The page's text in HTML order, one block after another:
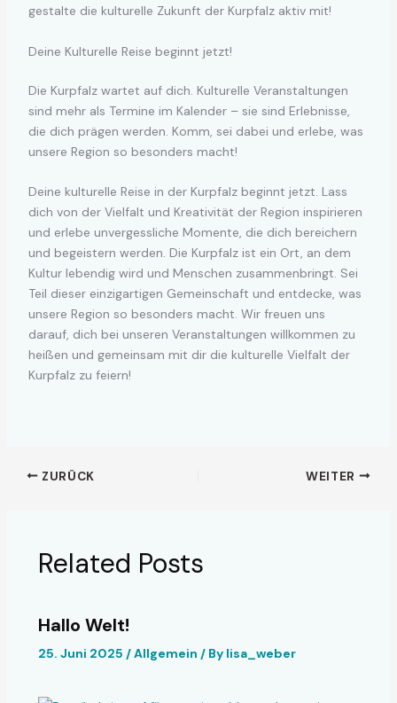
gestalte die kulturelle Zukunft der Kurpfalz aktiv mit!
Deine Kulturelle Reise beginnt jetzt!
Die Kurpfalz wartet auf dich. Kulturelle Veranstaltungen
sind mehr als Termine im Kalender – sie sind Erlebnisse,
die dich prägen werden. Komm, sei dabei und erlebe, was
unsere Region so besonders macht!
Deine kulturelle Reise in der Kurpfalz beginnt jetzt. Lass
dich von der Vielfalt und Kreativität der Region inspirieren
und erlebe unvergessliche Momente, die dich bereichern
und begeistern werden. Die Kurpfalz ist ein Ort, an dem
Kultur lebendig wird und Menschen zusammenbringt. Sei
Teil dieser einzigartigen Gemeinschaft und entdecke, was
unsere Region so besonders macht. Wir freuen uns
darauf, dich bei unseren Veranstaltungen willkommen zu
heißen und gemeinsam mit dir die kulturelle Vielfalt der
Kurpfalz zu feiern!
ZURÜCK WEITER
Related Posts
Hallo Welt!
25. Juni 2025 /Allgemein / By lisa_weber